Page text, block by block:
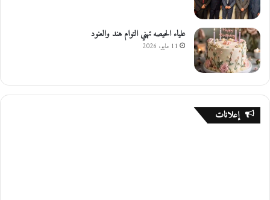
علياء الحيصه تهني التوام هند والعنود
11 مايو، 2026
إعلانات